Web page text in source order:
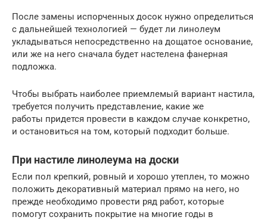
После замены испорченных досок нужно определиться
с дальнейшей технологией — будет ли линолеум
укладываться непосредственно на дощатое основание,
или же на него сначала будет настелена фанерная
подложка.
Чтобы выбрать наиболее приемлемый вариант настила,
требуется получить представление, какие же
работы придется провести в каждом случае конкретно,
и остановиться на том, который подходит больше.
При настиле линолеума на доски
Если пол крепкий, ровный и хорошо утеплен, то можно
положить декоративный материал прямо на него, но
прежде необходимо провести ряд работ, которые
помогут сохранить покрытие на многие годы в